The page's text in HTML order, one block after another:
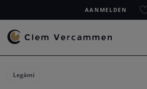
AANMELDEN
Legàmi